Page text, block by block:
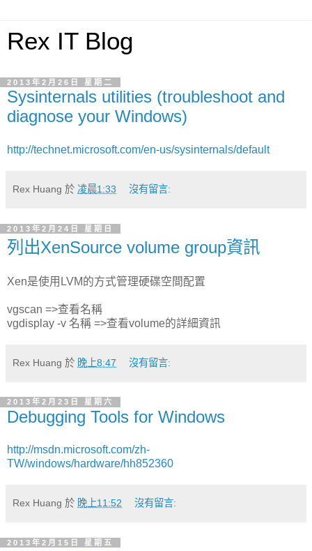
Rex IT Blog
2013年2月26日 星期二
Sysinternals utilities (troubleshoot and
diagnose your Windows)
http://technet.microsoft.com/en-us/sysinternals/default
Rex Huang 於 凌晨1:33 沒有留言:
2013年2月24日 星期日
列出XenSource volume group資訊
Xen是使用LVM的方式管理硬碟空間配置
vgscan =>查看名稱
vgdisplay -v 名稱 =>查看volume的詳細資訊
Rex Huang 於 晚上8:47 沒有留言:
2013年2月23日 星期六
Debugging Tools for Windows
http://msdn.microsoft.com/zh-
TW/windows/hardware/hh852360
Rex Huang 於 晚上11:52 沒有留言:
2013年2月15日 星期五